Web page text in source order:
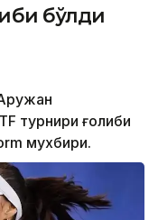
бўлди
турнири ғолиби
мухбири.